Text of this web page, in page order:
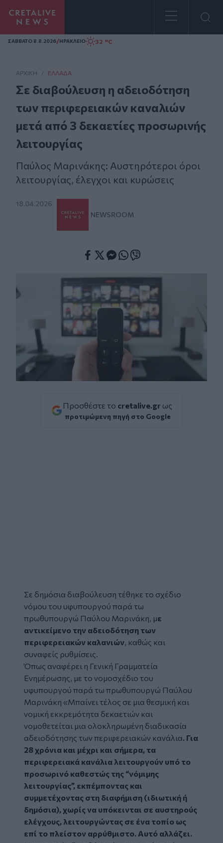
Homepage
ΣAΒΒΑΤΟ 8.8.2026/ΗΡΑΚΛΕΙΟ 32 °C
ΑΡΧΙΚΗ / ΕΛΛΆΔΑ
Σε διαβούλευση η αδειοδότηση
των περιφερειακών καναλιών
μετά από 3 δεκαετίες προσωρινής
λειτουργίας
Παύλος Μαρινάκης: Αυστηρότεροι όροι
λειτουργίας, έλεγχοι και κυρώσεις
18.04.2026
NEWSROOM
Προσθέστε το cretalive.gr ως
προτιμώμενη πηγή στο Google
Σε δημόσια διαβούλευση τέθηκε το σχέδιο
νόμου του υφυπουργού παρά τω
πρωθυπουργώ Παύλου Μαρινάκη, με
αντικείμενο την αδειοδότηση των
περιφερειακών καλανιών, καθώς και
συναφείς ρυθμίσεις.
Όπως αναφέρει η Γενική Γραμματεία
Ενημέρωσης, με το νομοσχέδιο του
υφυπουργού παρά τω πρωθυπουργώ Παύλου
Μαρινάκη «Μπαίνει τέλος σε μια θεσμική και
νομική εκκρεμότητα δεκαετιών και
νομοθετείται μια ολοκληρωμένη διαδικασία
αδειοδότησης των περιφερειακών κανάλια. Για
28 χρόνια και μέχρι και σήμερα, τα
περιφερειακά κανάλια λειτουργούν υπό το
προσωρινό καθεστώς της “νόμιμης
λειτουργίας”, εκπέμποντας και
συμμετέχοντας στη διαφήμιση (ιδιωτική ή
δημόσια), χωρίς να υπόκεινται σε αυστηρούς
ελέγχους, λειτουργώντας σε ένα τοπίο ως
επί το πλείστον αρρύθμιστο. Αυτό αλλάζει.